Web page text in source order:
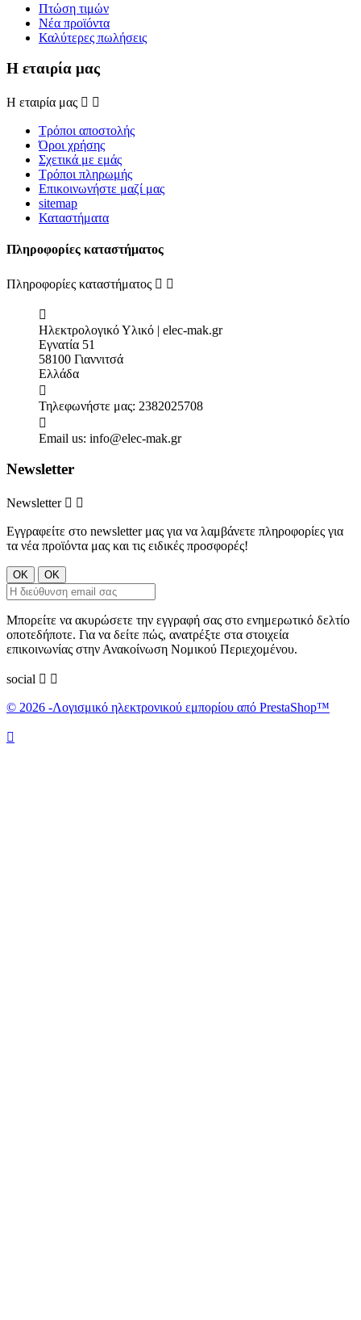
Πτώση τιμών
Νέα προϊόντα
Καλύτερες πωλήσεις
Η εταιρία μας
Η εταιρία μας  
Τρόποι αποστολής
Όροι χρήσης
Σχετικά με εμάς
Τρόποι πληρωμής
Επικοινωνήστε μαζί μας
sitemap
Καταστήματα
Πληροφορίες καταστήματος
Πληροφορίες καταστήματος  

Ηλεκτρολογικό Υλικό | elec-mak.gr
Εγνατία 51
58100 Γιαννιτσά
Ελλάδα

Τηλεφωνήστε μας: 2382025708

Email us: info@elec-mak.gr
Newsletter
Newsletter  
Εγγραφείτε στο newsletter μας για να λαμβάνετε πληροφορίες για
τα νέα προϊόντα μας και τις ειδικές προσφορές!
Μπορείτε να ακυρώσετε την εγγραφή σας στο ενημερωτικό δελτίο
οποτεδήποτε. Για να δείτε πώς, ανατρέξτε στα στοιχεία
επικοινωνίας στην Ανακοίνωση Νομικού Περιεχομένου.
social  
© 2026 -Λογισμικό ηλεκτρονικού εμπορίου από PrestaShop™
